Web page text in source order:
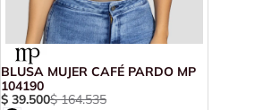
BLUSA MUJER CAFÉ PARDO MP
104190
$ 39.500$ 164.535